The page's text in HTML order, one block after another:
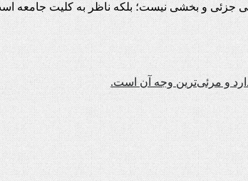
جزئی و بخشی نیست؛ بلکه ناظر به کلیت جامعه
و مرئی‌ترین وجه آن است.